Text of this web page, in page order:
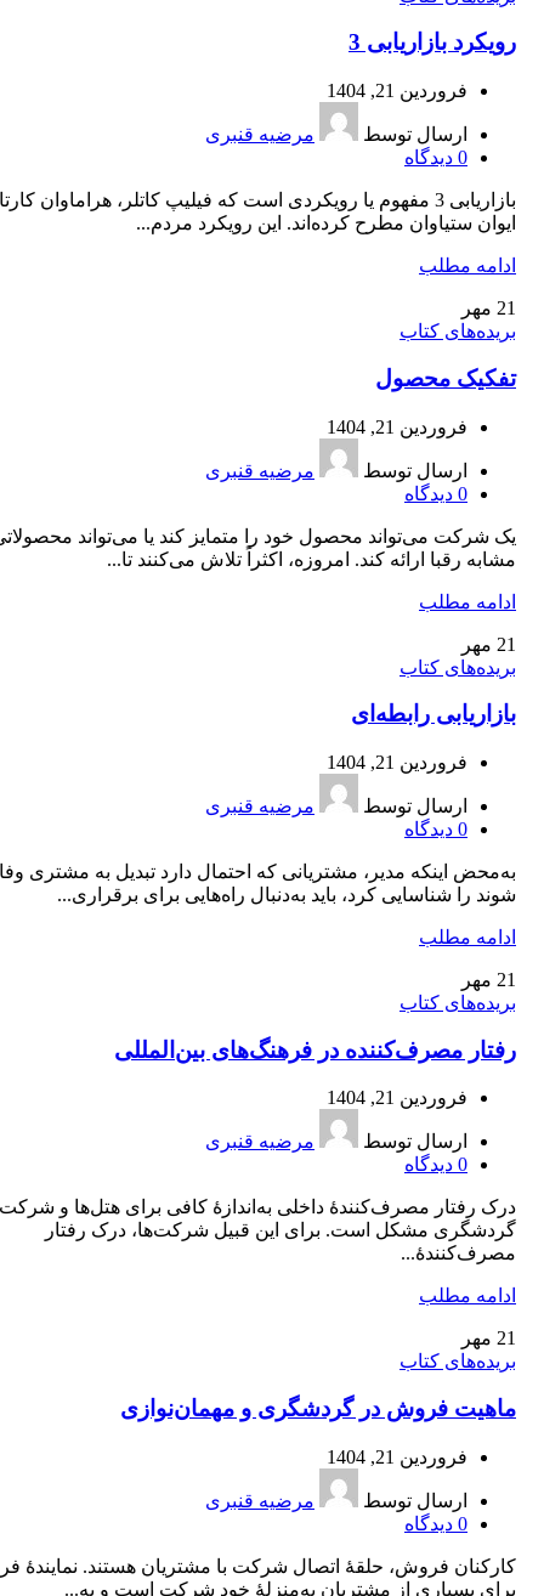
رویکرد بازاریابی 3
فروردین 21, 1404
ارسال توسط
مرضیه قنبری
0 دیدگاه
بازاریابی 3 مفهوم یا رویکردی است که فیلیپ کاتلر، هراماوان
ایوان ستیاوان مطرح کرده‌اند. این رویکرد مردم...
ادامه مطلب
21 مهر
بریده‌های کتاب
تفکیک محصول
فروردین 21, 1404
ارسال توسط
مرضیه قنبری
0 دیدگاه
یک شرکت می‌تواند محصول خود را متمایز کند یا می‌تواند
مشابه رقبا ارائه کند. امروزه، اکثراً تلاش می‌کنند تا...
ادامه مطلب
21 مهر
بریده‌های کتاب
بازاریابی رابطه‌ای
فروردین 21, 1404
ارسال توسط
مرضیه قنبری
0 دیدگاه
به‌محض اینکه مدیر، مشتریانی که احتمال دارد تبدیل به مشتری
شوند را شناسایی کرد، باید به‌دنبال راه‌هایی برای برقراری...
ادامه مطلب
21 مهر
بریده‌های کتاب
رفتار مصرف‌کننده در فرهنگ‌های بین‌المللی
فروردین 21, 1404
ارسال توسط
مرضیه قنبری
0 دیدگاه
درک رفتار مصرف‌کنندۀ داخلی به‌اندازۀ کافی برای هتل‌ها و
گردشگری مشکل است. برای این قبیل شرکت‌ها، درک رفتار
مصرف‌کنندۀ...
ادامه مطلب
21 مهر
بریده‌های کتاب
ماهیت فروش در گردشگری و مهمان‌نوازی
فروردین 21, 1404
ارسال توسط
مرضیه قنبری
0 دیدگاه
کارکنان فروش، حلقۀ اتصال شرکت با مشتریان هستند. نمایندۀ
برای بسیاری از مشتریان به‌منزلۀ خود شرکت است و به...